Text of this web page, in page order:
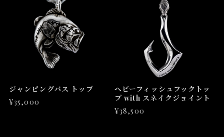
ジャンピングバス トップ
¥35,000
ヘビーフィッシュフックトッ
プ with スネイクジョイント
¥38,500